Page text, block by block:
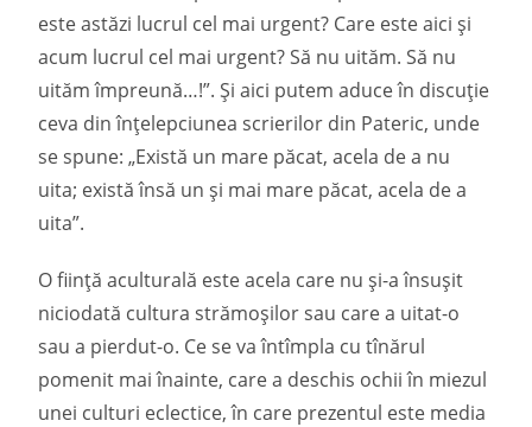
este astăzi lucrul cel mai urgent? Care este aici și
acum lucrul cel mai urgent? Să nu uităm. Să nu
uităm împreună…!”. Și aici putem aduce în discuţie
ceva din înţelepciunea scrierilor din Pateric, unde
se spune: „Există un mare păcat, acela de a nu
uita; există însă un și mai mare păcat, acela de a
uita”.
O fiinţă aculturală este acela care nu și-a însușit
niciodată cultura strămoșilor sau care a uitat-o
sau a pierdut-o. Ce se va întîmpla cu tînărul
pomenit mai înainte, care a deschis ochii în miezul
unei culturi eclectice, în care prezentul este media